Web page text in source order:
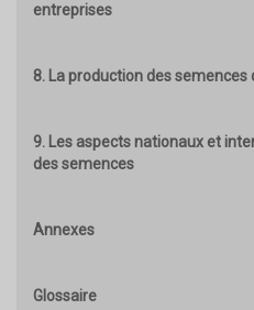
entreprises
8. La production des
9. Les aspects nationaux et
des semences
Annexes
Glossaire